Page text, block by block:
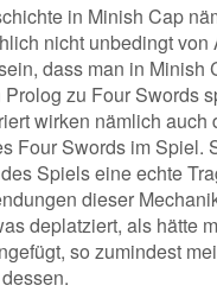
in Minish Cap
nicht unbedingt von
dass man in Minish
zu Four Swords
wirken nämlich auch
Four Swords im Spiel.
Spiels eine echte
dieser
deplatziert, als hätte
so zumindest